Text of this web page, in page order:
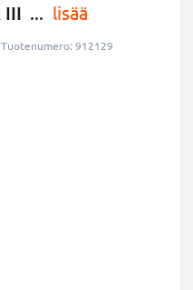
III ... lisää
Tuotenumero: 912129